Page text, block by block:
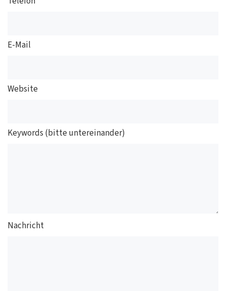
E-Mail
Website
Keywords (bitte untereinander)
Nachricht